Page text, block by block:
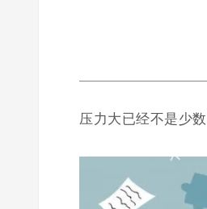
压力大已经不是少